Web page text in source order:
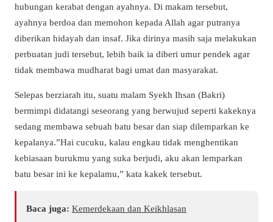
hubungan kerabat dengan ayahnya. Di makam tersebut,
ayahnya berdoa dan memohon kepada Allah agar putranya
diberikan hidayah dan insaf. Jika dirinya masih saja melakukan
perbuatan judi tersebut, lebih baik ia diberi umur pendek agar
tidak membawa mudharat bagi umat dan masyarakat.
Selepas berziarah itu, suatu malam Syekh Ihsan (Bakri)
bermimpi didatangi seseorang yang berwujud seperti kakeknya
sedang membawa sebuah batu besar dan siap dilemparkan ke
kepalanya.”Hai cucuku, kalau engkau tidak menghentikan
kebiasaan burukmu yang suka berjudi, aku akan lemparkan
batu besar ini ke kepalamu,” kata kakek tersebut.
Baca juga: Kemerdekaan dan Keikhlasan